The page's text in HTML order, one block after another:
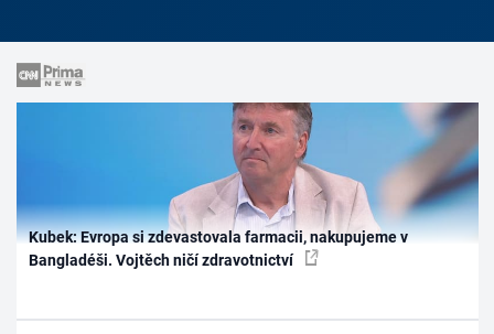
Kubek: Evropa si zdevastovala farmacii, nakupujeme v
Bangladéši. Vojtěch ničí zdravotnictví